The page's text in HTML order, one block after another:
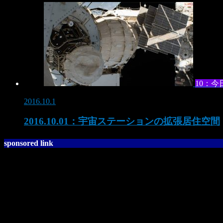
10：今
2016.10.1
2016.10.01：宇宙ステーションの拡張居住空間
sponsored link